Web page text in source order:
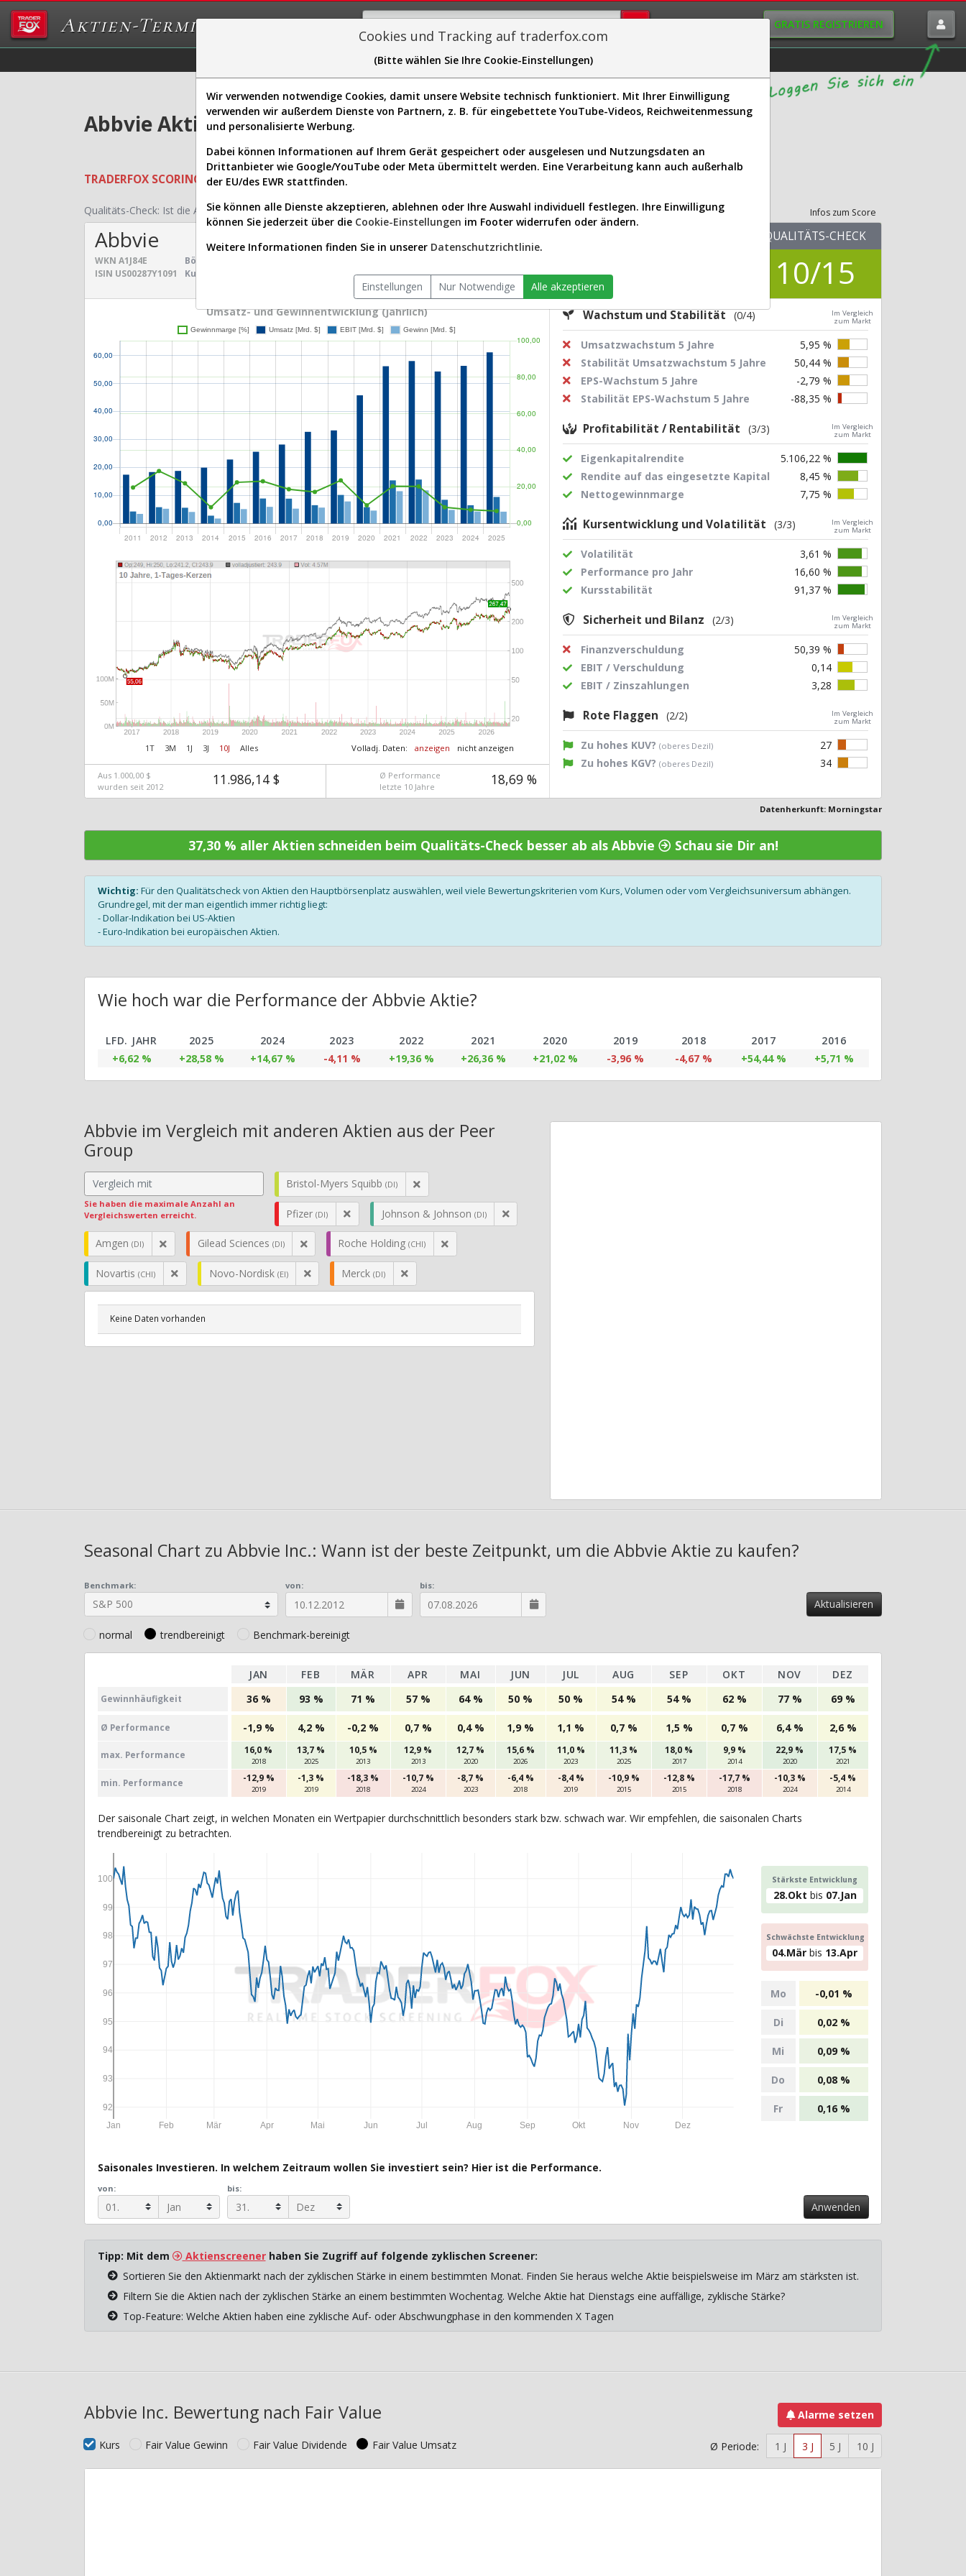
Aktien-Terminal GRATIS REGISTRIEREN
Sector-Spider Easy-Scan Visualizations
Abbvie Aktie: Realtime-Kurs & Analyse (A1J84E | ABBV)
TRADERFOX SCORING SYSTEMS: Qualitäts-Check
Qualitäts-Check: Ist die Aktie zum Investieren geeignet? Infos zum Score
Abbvie
WKN A1J84E
ISIN US00287Y1091
Börsenwert:
Kurs:
General
Universum: USA 2000 (v)
Div.25
2,69 %
QUALITÄTS-CHECK
10/15
Wachstum und Stabilität (0/4)
Im Vergleich
zum Markt
Umsatzwachstum 5 Jahre
5,95 %
Stabilität Umsatzwachstum 5 Jahre
50,44 %
EPS-Wachstum 5 Jahre
-2,79 %
Stabilität EPS-Wachstum 5 Jahre
-88,35 %
Profitabilität / Rentabilität (3/3)
Im Vergleich
zum Markt
Eigenkapitalrendite
5.106,22 %
Rendite auf das eingesetzte Kapital
8,45 %
Nettogewinnmarge
7,75 %
Kursentwicklung und Volatilität (3/3)
Im Vergleich
zum Markt
Volatilität
3,61 %
Performance pro Jahr
16,60 %
Kursstabilität
91,37 %
Sicherheit und Bilanz (2/3)
Im Vergleich
zum Markt
Finanzverschuldung
50,39 %
EBIT / Verschuldung
0,14
EBIT / Zinszahlungen
3,28
Rote Flaggen (2/2)
Im Vergleich
zum Markt
Zu hohes KUV?(oberes Dezil)
27
Zu hohes KGV?(oberes Dezil) 34
Umsatz- und Gewinnentwicklung (jährlich)
1T 3M 1J 3J 10J Alles Volladj. Daten: anzeigen nicht anzeigen
Aus 1.000,00 $
wurden seit 2012
11.986,14 $
Ø Performance
letzte 10 Jahre
18,69 %
Datenherkunft: Morningstar
37,30 % aller Aktien schneiden beim Qualitäts-Check besser ab als Abbvie Schau sie Dir an!
Wichtig: Für den Qualitätscheck von Aktien den Hauptbörsenplatz auswählen, weil viele Bewertungskriterien vom Kurs, Volumen oder vom Vergleichsuniversum abhängen.
Grundregel, mit der man eigentlich immer richtig liegt:
- Dollar-Indikation bei US-Aktien
- Euro-Indikation bei europäischen Aktien.
Wie hoch war die Performance der Abbvie Aktie?
LFD. JAHR 2025 2024 2023 2022 2021 2020 2019 2018 2017
2016
+6,62 %
+28,58 % +14,67 % -4,11 % +19,36 % +26,36 % +21,02 % -3,96 % -4,67 % +54,44 % +5,71 %
Abbvie im Vergleich mit anderen Aktien aus der Peer
Group
Sie haben die maximale Anzahl an
Vergleichswerten erreicht.
Bristol-Myers Squibb (DI)
Pfizer (DI) Johnson & Johnson (DI)
Amgen (DI) Gilead Sciences (DI) Roche Holding (CHI)
Novartis (CHI) Novo-Nordisk (EI) Merck (DI)
Keine Daten vorhanden
Seasonal Chart zu Abbvie Inc.: Wann ist der beste Zeitpunkt, um die Abbvie Aktie zu kaufen?
Benchmark: von: bis:
normal trendbereinigt Benchmark-bereinigt
JAN FEB MÄR APR MAI JUN JUL AUG SEP OKT NOV DEZ
Gewinn­häufig­keit 36 % 93 % 71 % 57 % 64 % 50 % 50 % 54 % 54 % 62 % 77 % 69 %
Ø Perfor­mance -1,9 % 4,2 % -0,2 % 0,7 % 0,4 % 1,9 % 1,1 % 0,7 % 1,5 % 0,7 % 6,4 % 2,6 %
max. Per­for­mance 16,0 %
2018
13,7 %
2025
10,5 %
2013
12,9 %
2013
12,7 %
2020
15,6 %
2026
11,0 %
2023
11,3 %
2025
18,0 %
2017
9,9 %
2014
22,9 %
2020
17,5 %
2021
min. Per­for­mance -12,9 %
2019
-1,3 %
2019
-18,3 %
2018
-10,7 %
2024
-8,7 %
2023
-6,4 %
2018
-8,4 %
2019
-10,9 %
2015
-12,8 %
2015
-17,7 %
2018
-10,3 %
2024
-5,4 %
2014
Der saisonale Chart zeigt, in welchen Monaten ein Wertpapier durchschnittlich besonders stark bzw. schwach war. Wir empfehlen, die saisonalen Charts
trendbereinigt zu betrachten.
Jan Feb Mär Apr Mai Jun Jul Aug Sep Okt Nov Dez
92
93
94
95
96
97
98
99
100 Stärkste Entwicklung
28.Okt bis 07.Jan
Schwächste Entwicklung
04.Mär bis 13.Apr
Mo -0,01 %
Di 0,02 %
Mi 0,09 %
Do 0,08 %
Fr 0,16 %
Saisonales Investieren. In welchem Zeitraum wollen Sie investiert sein? Hier ist die Performance.
von: bis:
Tipp: Mit dem Aktienscreenerhaben Sie Zugriff auf folgende zyklischen Screener:
Sortieren Sie den Aktienmarkt nach der zyklischen Stärke in einem bestimmten Monat. Finden Sie heraus welche Aktie beispielsweise im März am stärksten ist.
Filtern Sie die Aktien nach der zyklischen Stärke an einem bestimmten Wochentag. Welche Aktie hat Dienstags eine auffällige, zyklische Stärke?
Top-Feature: Welche Aktien haben eine zyklische Auf- oder Abschwungphase in den kommenden X Tagen
Abbvie Inc. Bewertung nach Fair Value Alarme setzen
Kurs Fair Value Gewinn Fair Value Dividende Fair Value Umsatz Ø Periode: 1 J 3 J 5 J 10 J
Cookies und Tracking auf traderfox.com
(Bitte wählen Sie Ihre Cookie-Einstellungen)
Wir verwenden notwendige Cookies, damit unsere Website technisch funktioniert. Mit Ihrer Einwilligung
verwenden wir außerdem Dienste von Partnern, z. B. für eingebettete YouTube-Videos, Reichweitenmessung
und personalisierte Werbung.
Dabei können Informationen auf Ihrem Gerät gespeichert oder ausgelesen und Nutzungsdaten an
Drittanbieter wie Google/YouTube oder Meta übermittelt werden. Eine Verarbeitung kann auch außerhalb
der EU/des EWR stattfinden.
Sie können alle Dienste akzeptieren, ablehnen oder Ihre Auswahl individuell festlegen. Ihre Einwilligung
können Sie jederzeit über die Cookie-Einstellungen im Footer widerrufen oder ändern.
Weitere Informationen finden Sie in unserer Datenschutzrichtlinie.
Einstellungen Nur Notwendige Alle akzeptieren